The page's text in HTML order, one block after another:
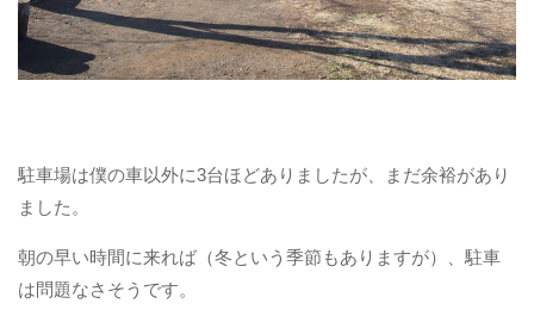
駐車場は僕の車以外に3台ほどありましたが、まだ余裕があり
ました。
朝の早い時間に来れば（冬という季節もありますが）、駐車
は問題なさそうです。